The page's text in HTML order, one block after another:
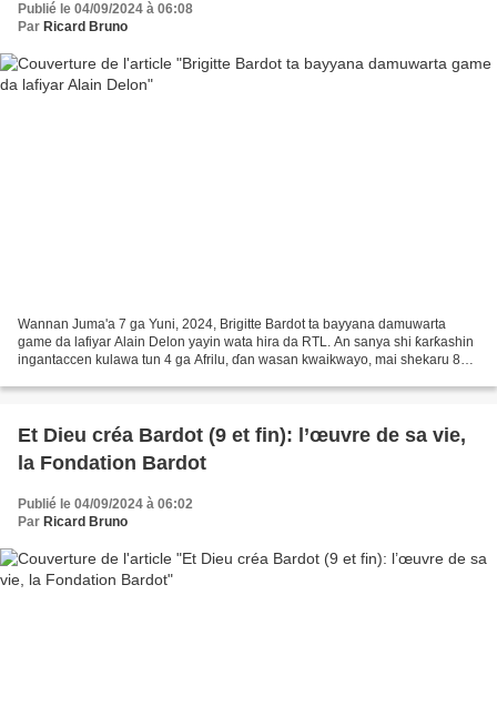
Publié le 04/09/2024 à 06:08
Par Ricard Bruno
Wannan Juma'a 7 ga Yuni, 2024, Brigitte Bardot ta bayyana damuwarta
game da lafiyar Alain Delon yayin wata hira da RTL. An sanya shi ƙarƙashin
ingantaccen kulawa tun 4 ga Afrilu, ɗan wasan kwaikwayo, mai shekaru 88,
Et Dieu créa Bardot (9 et fin): l’œuvre de sa vie,
la Fondation Bardot
Publié le 04/09/2024 à 06:02
Par Ricard Bruno